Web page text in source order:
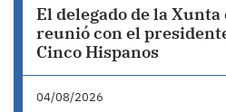
El delegado de la
reunió con el
Cinco Hispanos
04/08/2026